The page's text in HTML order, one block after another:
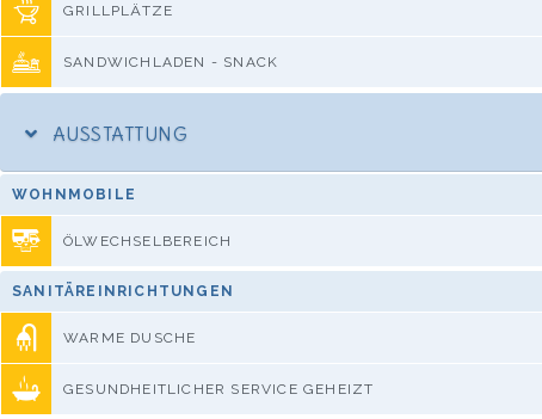
GRILLPLÄTZE
SANDWICHLADEN - SNACK
AUSSTATTUNG
WOHNMOBILE
ÖLWECHSELBEREICH
SANITÄREINRICHTUNGEN
WARME DUSCHE
GESUNDHEITLICHER SERVICE GEHEIZT